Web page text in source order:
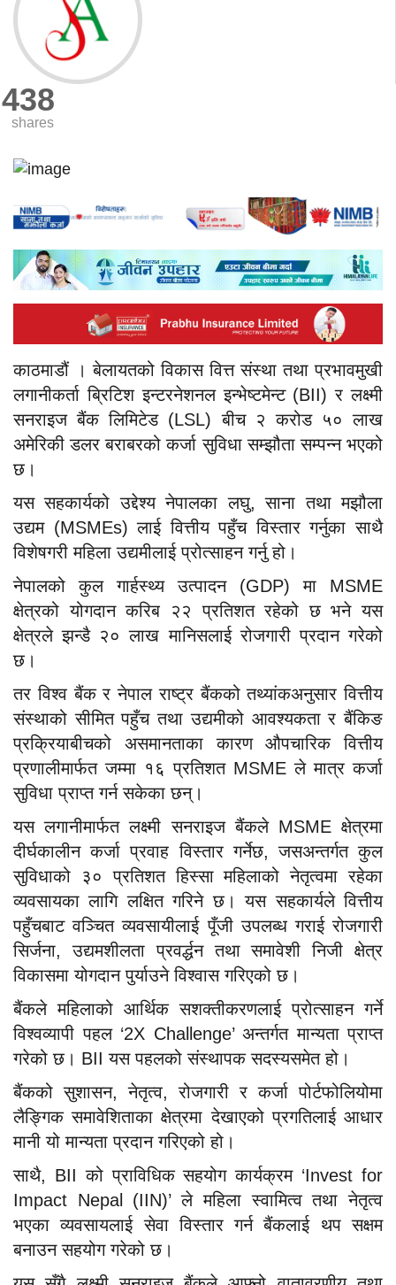
438
shares
काठमाडौं । बेलायतको विकास वित्त संस्था तथा प्रभावमुखी
लगानीकर्ता ब्रिटिश इन्टरनेशनल इन्भेष्टमेन्ट (BII) र लक्ष्मी
सनराइज बैंक लिमिटेड (LSL) बीच २ करोड ५० लाख
अमेरिकी डलर बराबरको कर्जा सुविधा सम्झौता सम्पन्न भएको
छ।
यस सहकार्यको उद्देश्य नेपालका लघु, साना तथा मझौला
उद्यम (MSMEs) लाई वित्तीय पहुँच विस्तार गर्नुका साथै
विशेषगरी महिला उद्यमीलाई प्रोत्साहन गर्नु हो।
नेपालको कुल गार्हस्थ्य उत्पादन (GDP) मा MSME
क्षेत्रको योगदान करिब २२ प्रतिशत रहेको छ भने यस
क्षेत्रले झन्डै २० लाख मानिसलाई रोजगारी प्रदान गरेको
छ।
तर विश्व बैंक र नेपाल राष्ट्र बैंकको तथ्यांकअनुसार वित्तीय
संस्थाको सीमित पहुँच तथा उद्यमीको आवश्यकता र बैंकिङ
प्रक्रियाबीचको असमानताका कारण औपचारिक वित्तीय
प्रणालीमार्फत जम्मा १६ प्रतिशत MSME ले मात्र कर्जा
सुविधा प्राप्त गर्न सकेका छन्।
यस लगानीमार्फत लक्ष्मी सनराइज बैंकले MSME क्षेत्रमा
दीर्घकालीन कर्जा प्रवाह विस्तार गर्नेछ, जसअन्तर्गत कुल
सुविधाको ३० प्रतिशत हिस्सा महिलाको नेतृत्वमा रहेका
व्यवसायका लागि लक्षित गरिने छ। यस सहकार्यले वित्तीय
पहुँचबाट वञ्चित व्यवसायीलाई पूँजी उपलब्ध गराई रोजगारी
सिर्जना, उद्यमशीलता प्रवर्द्धन तथा समावेशी निजी क्षेत्र
विकासमा योगदान पुर्याउने विश्वास गरिएको छ।
बैंकले महिलाको आर्थिक सशक्तीकरणलाई प्रोत्साहन गर्ने
विश्वव्यापी पहल ‘2X Challenge’ अन्तर्गत मान्यता प्राप्त
गरेको छ। BII यस पहलको संस्थापक सदस्यसमेत हो।
बैंकको सुशासन, नेतृत्व, रोजगारी र कर्जा पोर्टफोलियोमा
लैङ्गिक समावेशिताका क्षेत्रमा देखाएको प्रगतिलाई आधार
मानी यो मान्यता प्रदान गरिएको हो।
साथै, BII को प्राविधिक सहयोग कार्यक्रम ‘Invest for
Impact Nepal (IIN)’ ले महिला स्वामित्व तथा नेतृत्व
भएका व्यवसायलाई सेवा विस्तार गर्न बैंकलाई थप सक्षम
बनाउन सहयोग गरेको छ।